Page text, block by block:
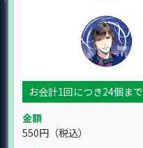
お会計1回につき24個まで
金額
550円 （税込）